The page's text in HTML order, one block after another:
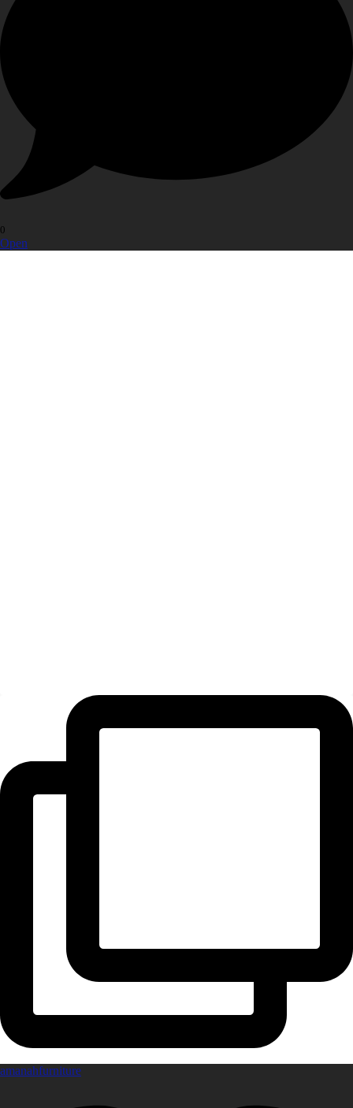
0
Open
amanahfurniture